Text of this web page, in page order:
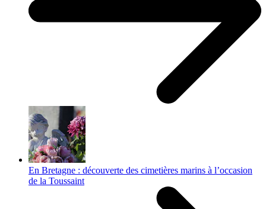
En Bretagne : découverte des cimetières marins à l’occasion
de la Toussaint